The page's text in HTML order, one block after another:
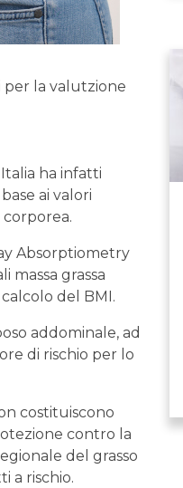
per la valutzione
ha infatti
ai valori
corporea.
Absorptiometry
massa grassa
del BMI.
addominale, ad
di rischio per lo
costituiscono
contro la
del grasso
a rischio.